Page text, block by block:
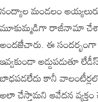
నంద్యాల మండలం
మూకుమ్మడిగా రాజీనామా
అందజేచారు. ఈ
ఇవ్వకుండా అడ్డుపడుతూ
బాధపడలేదు కానీ
అలా చేస్తామని ఆవేదన